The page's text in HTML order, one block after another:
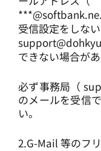
受信設定をしな
できない場合があ
必ず事務局（
のメールを受信
い。
2.G-Mail 等のフ